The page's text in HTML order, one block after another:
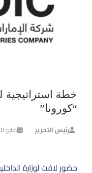
خطة
“كورونا”
رئيس التحرير مايو 18, 2020
تصفّح
حضور لافت لوزارة